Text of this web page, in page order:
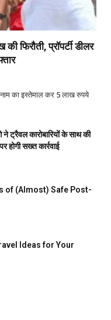
फिरौती, प्रॉपर्टी डीलर
नाम का इस्तेमाल कर 5 लाख रुपये
ट्रैवल कारोबारियों के साथ की
सख्त कार्रवाई
of (Almost) Safe Post-
Ideas for Your